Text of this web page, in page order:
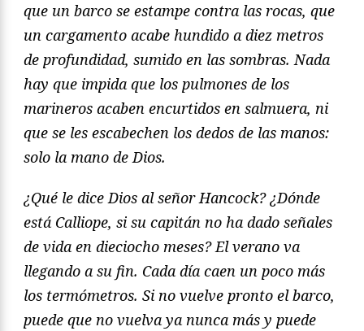
que un barco se estampe contra las rocas, que
un cargamento acabe hundido a diez metros
de profundidad, sumido en las sombras. Nada
hay que impida que los pulmones de los
marineros acaben encurtidos en salmuera, ni
que se les escabechen los dedos de las manos:
solo la mano de Dios.
¿Qué le dice Dios al señor Hancock? ¿Dónde
está Calliope, si su capitán no ha dado señales
de vida en dieciocho meses? El verano va
llegando a su fin. Cada día caen un poco más
los termómetros. Si no vuelve pronto el barco,
puede que no vuelva ya nunca más y puede